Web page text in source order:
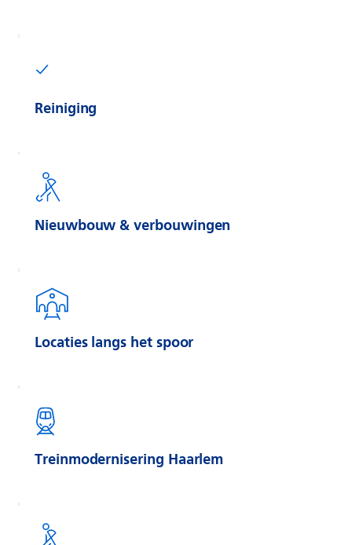
Reiniging
Nieuwbouw & verbouwingen
Locaties langs het spoor
Treinmodernisering Haarlem